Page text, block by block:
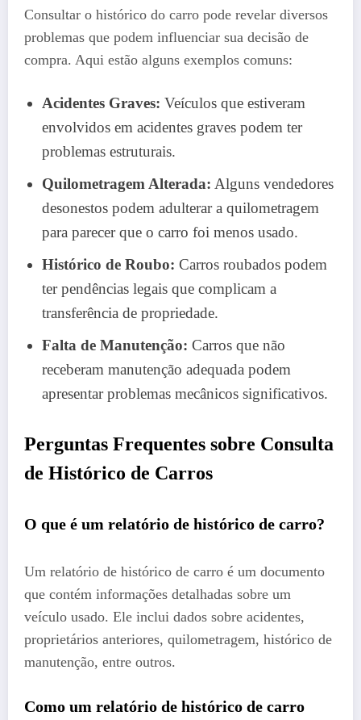
Consultar o histórico do carro pode revelar diversos
problemas que podem influenciar sua decisão de
compra. Aqui estão alguns exemplos comuns:
Acidentes Graves: Veículos que estiveram
envolvidos em acidentes graves podem ter
problemas estruturais.
Quilometragem Alterada: Alguns vendedores
desonestos podem adulterar a quilometragem
para parecer que o carro foi menos usado.
Histórico de Roubo: Carros roubados podem
ter pendências legais que complicam a
transferência de propriedade.
Falta de Manutenção: Carros que não
receberam manutenção adequada podem
apresentar problemas mecânicos significativos.
Perguntas Frequentes sobre Consulta
de Histórico de Carros
O que é um relatório de histórico de carro?
Um relatório de histórico de carro é um documento
que contém informações detalhadas sobre um
veículo usado. Ele inclui dados sobre acidentes,
proprietários anteriores, quilometragem, histórico de
manutenção, entre outros.
Como um relatório de histórico de carro